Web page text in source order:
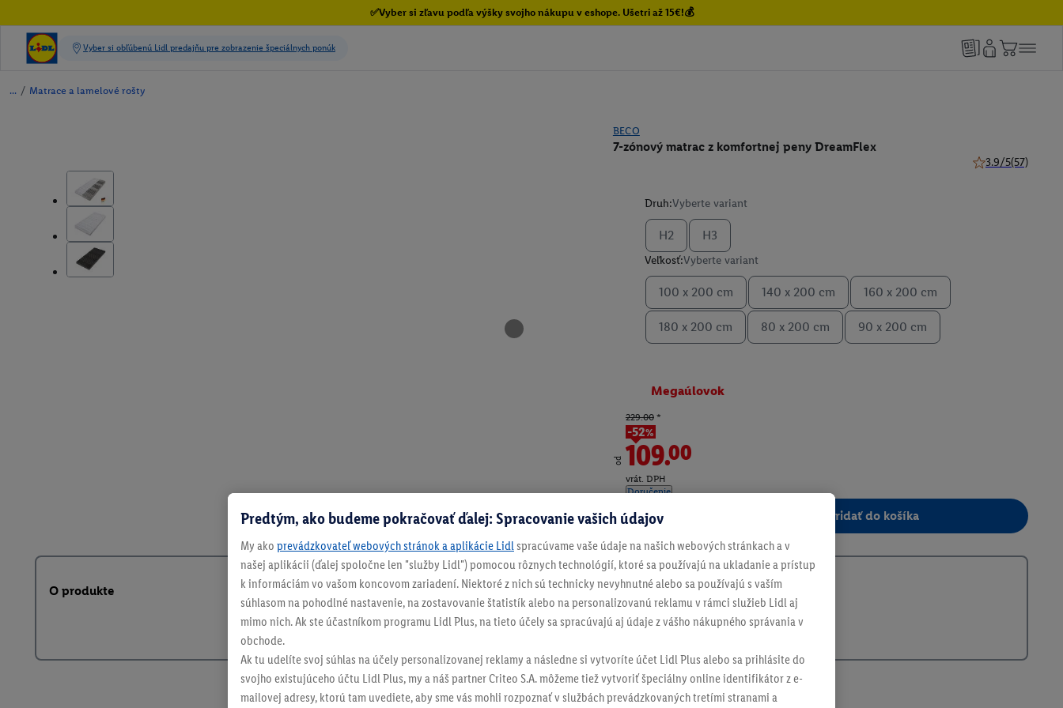
✅Vyber si zľavu podľa výšky svojho nákupu v eshope. Ušetri až 15€!💰
/ Matrace a lamelové rošty
BECO
7-zónový matrac z komfortnej peny DreamFlex
3.9/5(57)
Druh:Vyberte variant
H2 H3
Veľkosť:Vyberte variant
100 x 200 cm 140 x 200 cm 160 x 200 cm
180 x 200 cm 80 x 200 cm 90 x 200 cm
Megaúlovok
od
229.00*
-52%
109.00
vrát. DPH
Doručenie
Pridať do košíka
Číslo produktu: 100386965
O produkte
Predtým, ako budeme pokračovať ďalej: Spracovanie vašich údajov
My ako prevádzkovateľ webových stránok a aplikácie Lidl spracúvame vaše údaje na našich webových stránkach a v
našej aplikácii (ďalej spoločne len "služby Lidl") pomocou rôznych technológií, ktoré sa používajú na ukladanie a prístup
k informáciám vo vašom koncovom zariadení. Niektoré z nich sú technicky nevyhnutné alebo sa používajú s vaším
súhlasom na pohodlné nastavenie, na zostavovanie štatistík alebo na personalizovanú reklamu v rámci služieb Lidl aj
mimo nich. Ak ste účastníkom programu Lidl Plus, na tieto účely sa spracúvajú aj údaje z vášho nákupného správania v
obchode.
Ak tu udelíte svoj súhlas na účely personalizovanej reklamy a následne si vytvoríte účet Lidl Plus alebo sa prihlásite do
svojho existujúceho účtu Lidl Plus, my a náš partner Criteo S.A. môžeme tiež vytvoriť špeciálny online identifikátor z e-
mailovej adresy, ktorú tam uvediete, aby sme vás mohli rozpoznať v službách prevádzkovaných tretími stranami a